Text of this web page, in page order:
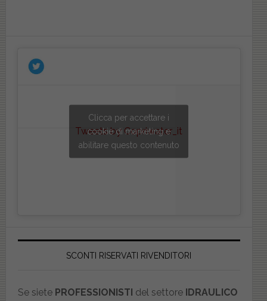
Tweets by Copriwater_it
Clicca per accettare i
cookie di marketing e
abilitare questo contenuto
SCONTI RISERVATI RIVENDITORI
Se siete PROFESSIONISTI del settore IDRAULICO